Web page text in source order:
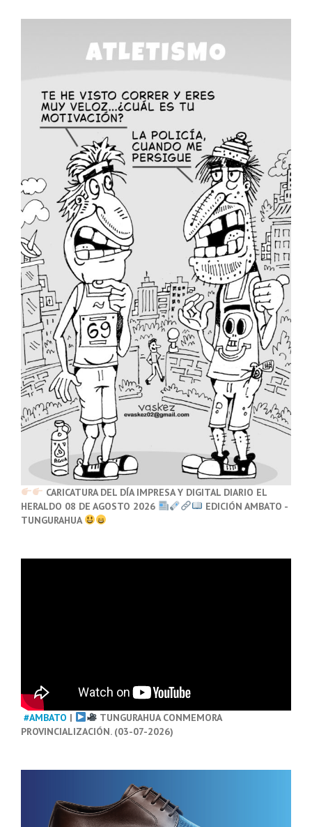
CARICATURA DEL DÍA IMPRESA Y DIGITAL DIARIO EL
HERALDO 08 DE AGOSTO 2026
EDICIÓN AMBATO -
TUNGURAHUA
#AMBATO |
TUNGURAHUA CONMEMORA
PROVINCIALIZACIÓN. (03-07-2026)